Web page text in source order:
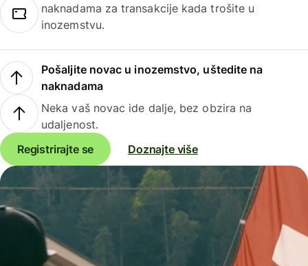
naknadama za transakcije kada trošite u
inozemstvu.
Pošaljite novac u inozemstvo, uštedite na
naknadama
Neka vaš novac ide dalje, bez obzira na
udaljenost.
Registrirajte se
Doznajte više